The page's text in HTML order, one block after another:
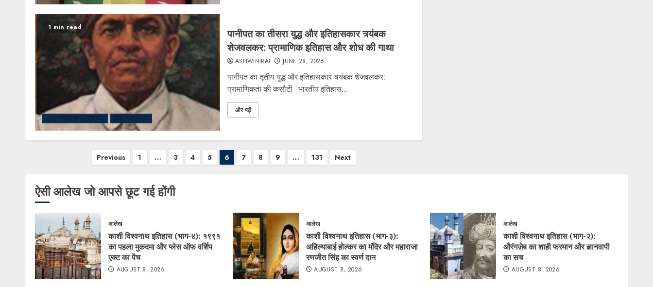
1 min read
अन्य भाषाओं के साहित्यकार हिंदी साहित्यकार
पानीपत का तीसरा युद्ध और इतिहासकार त्र्यंबक
शेजवलकर: प्रामाणिक इतिहास और शोध की गाथा
ASHWINIRAI JUNE 28, 2026
​पानीपत का तृतीय युद्ध और इतिहासकार त्र्यंबक शेजवलकर:
प्रामाणिकता की कसौटी ​भारतीय इतिहास...
और पढ़ें
Previous 1 … 3 4 5 6 7 8 9 … 131 Next
ऐसी आलेख जो आपसे छूट गई होंगी
आलेख
काशी विश्वनाथ इतिहास (भाग-४): १९९१
का पहला मुकदमा और प्लेस ऑफ वर्शिप
एक्ट का पेंच
AUGUST 8, 2026
आलेख
काशी विश्वनाथ इतिहास (भाग-३):
अहिल्याबाई होल्कर का मंदिर और महाराजा
रणजीत सिंह का स्वर्ण दान
AUGUST 8, 2026
आलेख
काशी विश्वनाथ इतिहास (भाग-२):
औरंगज़ेब का शाही फरमान और ज्ञानवापी
का सच
AUGUST 8, 2026